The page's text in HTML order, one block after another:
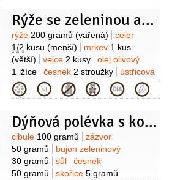
ozdobení: jogurt bílý150 gramů
(řecký)
olej olivový1 lžička
pepř
(mletý)
sůl
Rýže se zeleninou a zázvorem
Suroviny
rýže 200 gramů (vařená)
celer
1/2 kusu (menší) mrkev 1 kus
(větší)
vejce 2 kusy
olej olivový
1 lžíce
česnek 2 stroužky
ústřicová
omáčka1 lžička zázvor 1/2lžičky
(čerstvý, nastrouhaný)
sůl
Kategorie
Dýňová polévka s kokosovým mlékem
Suroviny
cibule 100 gramů
zázvor
50 gramů
bujon zeleninový
30 gramů
sůl
česnek
50 gramů
skořice 5 gramů